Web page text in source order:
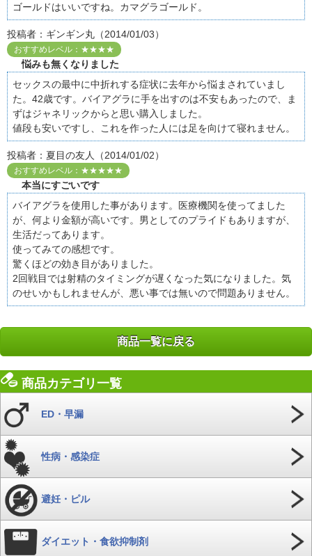
ゴールドはいいですね。カマグラゴールド。
投稿者：ギンギン丸（2014/01/03）
おすすめレベル：★★★★
悩みも無くなりました
セックスの最中に中折れする症状に去年から悩まされていまし
た。42歳です。バイアグラに手を出すのは不安もあったので、ま
ずはジャネリックからと思い購入しました。
値段も安いですし、これを作った人には足を向けて寝れません。
投稿者：夏目の友人（2014/01/02）
おすすめレベル：★★★★★
本当にすごいです
バイアグラを使用した事があります。医療機関を使ってました
が、何より金額が高いです。男としてのプライドもありますが、
生活だってあります。
使ってみての感想です。
驚くほどの効き目がありました。
2回戦目では射精のタイミングが遅くなった気になりました。気
のせいかもしれませんが、悪い事では無いので問題ありません。
商品一覧に戻る
商品カテゴリ一覧
ED・早漏
性病・感染症
避妊・ピル
ダイエット・食欲抑制剤